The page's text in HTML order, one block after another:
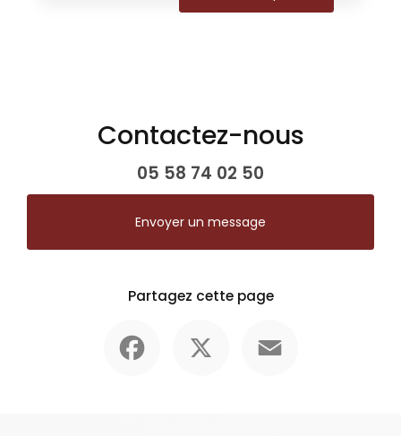
Contactez-nous
05 58 74 02 50
Envoyer un message
Partagez cette page